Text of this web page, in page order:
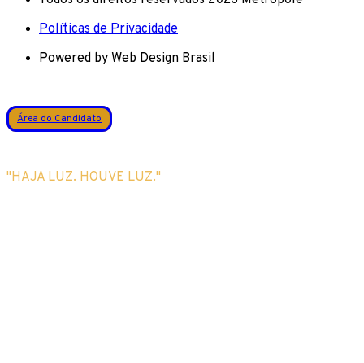
Políticas de Privacidade
Powered by Web Design Brasil
Área do Candidato
"HAJA LUZ. HOUVE LUZ."